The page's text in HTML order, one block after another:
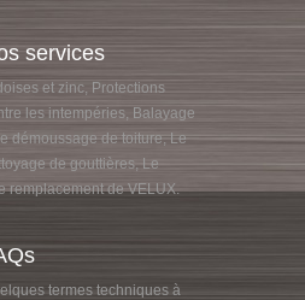
services
et zinc, Protections
les intempéries, Balayage
démoussage de toiture, Le
de gouttières, Le
remplacement de VELUX.
termes techniques à